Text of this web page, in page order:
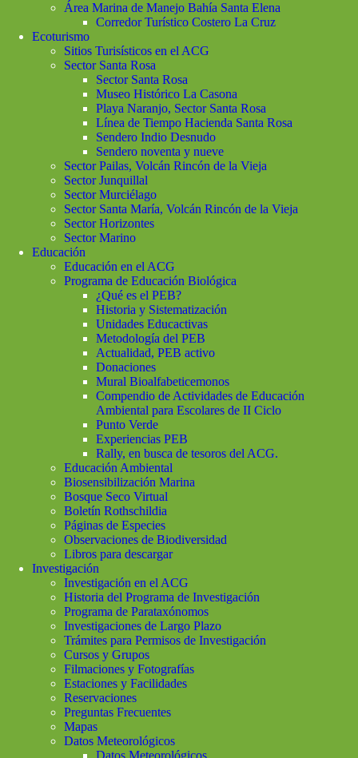
Área Marina de Manejo Bahía Santa Elena
Corredor Turístico Costero La Cruz
Ecoturismo
Sitios Turisísticos en el ACG
Sector Santa Rosa
Sector Santa Rosa
Museo Histórico La Casona
Playa Naranjo, Sector Santa Rosa
Línea de Tiempo Hacienda Santa Rosa
Sendero Indio Desnudo
Sendero noventa y nueve
Sector Pailas, Volcán Rincón de la Vieja
Sector Junquillal
Sector Murciélago
Sector Santa María, Volcán Rincón de la Vieja
Sector Horizontes
Sector Marino
Educación
Educación en el ACG
Programa de Educación Biológica
¿Qué es el PEB?
Historia y Sistematización
Unidades Educactivas
Metodología del PEB
Actualidad, PEB activo
Donaciones
Mural Bioalfabeticemonos
Compendio de Actividades de Educación
Ambiental para Escolares de II Ciclo
Punto Verde
Experiencias PEB
Rally, en busca de tesoros del ACG.
Educación Ambiental
Biosensibilización Marina
Bosque Seco Virtual
Boletín Rothschildia
Páginas de Especies
Observaciones de Biodiversidad
Libros para descargar
Investigación
Investigación en el ACG
Historia del Programa de Investigación
Programa de Parataxónomos
Investigaciones de Largo Plazo
Trámites para Permisos de Investigación
Cursos y Grupos
Filmaciones y Fotografías
Estaciones y Facilidades
Reservaciones
Preguntas Frecuentes
Mapas
Datos Meteorológicos